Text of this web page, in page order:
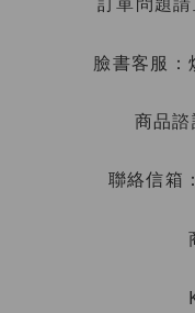
訂單問題
臉書客服：
商品
聯絡信箱